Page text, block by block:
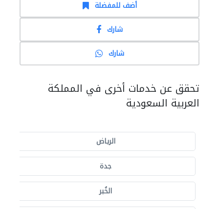
أضف للمفضلة
شارك
شارك
تحقق عن خدمات أخرى في المملكة
العربية السعودية
الرياض
جدة
الخُبر